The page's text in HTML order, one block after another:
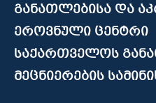
განათლებისა და
ეროვნული ცენტრი
საქართველოს
მეცნიერების